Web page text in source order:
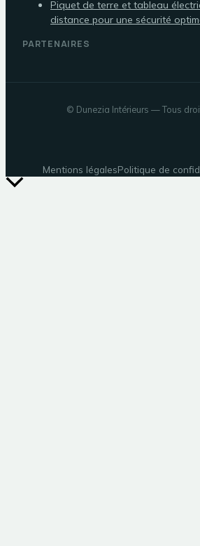
Piquet de terre et tableau
distance pour une sécurité
PARTENAIRES
© Dunezia Intérieurs — Tous
Mentions légalesPolitique de